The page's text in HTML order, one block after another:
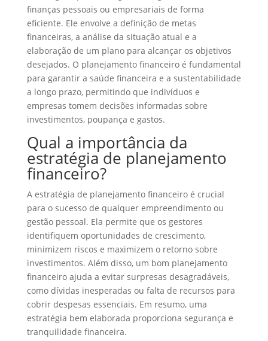
finanças pessoais ou empresariais de forma
eficiente. Ele envolve a definição de metas
financeiras, a análise da situação atual e a
elaboração de um plano para alcançar os objetivos
desejados. O planejamento financeiro é fundamental
para garantir a saúde financeira e a sustentabilidade
a longo prazo, permitindo que indivíduos e
empresas tomem decisões informadas sobre
investimentos, poupança e gastos.
Qual a importância da
estratégia de planejamento
financeiro?
A estratégia de planejamento financeiro é crucial
para o sucesso de qualquer empreendimento ou
gestão pessoal. Ela permite que os gestores
identifiquem oportunidades de crescimento,
minimizem riscos e maximizem o retorno sobre
investimentos. Além disso, um bom planejamento
financeiro ajuda a evitar surpresas desagradáveis,
como dívidas inesperadas ou falta de recursos para
cobrir despesas essenciais. Em resumo, uma
estratégia bem elaborada proporciona segurança e
tranquilidade financeira.